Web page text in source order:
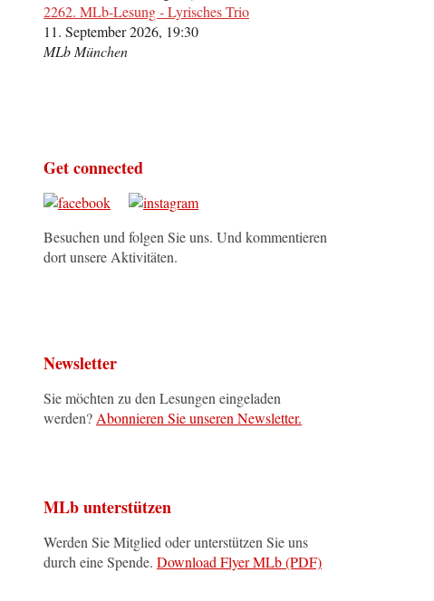
2262. MLb-Lesung - Lyrisches Trio
11. September 2026, 19:30
MLb München
Get connected
Besuchen und folgen Sie uns. Und kommentieren
dort unsere Aktivitäten.
Newsletter
Sie möchten zu den Lesungen eingeladen
werden? Abonnieren Sie unseren Newsletter.
MLb unterstützen
Werden Sie Mitglied oder unterstützen Sie uns
durch eine Spende. Download Flyer MLb (PDF)